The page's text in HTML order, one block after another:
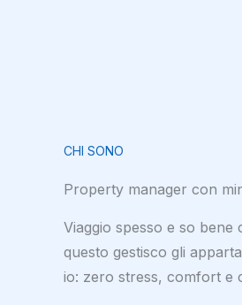
CHI SONO
Property manager con
Viaggio spesso e so
questo gestisco gli
io: zero stress, comfort e